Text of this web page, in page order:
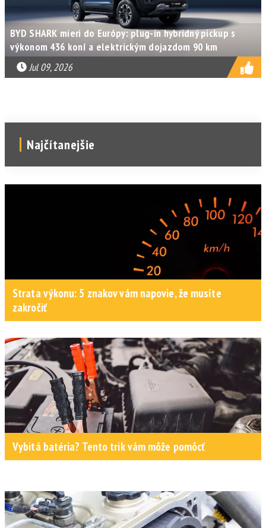
BYD SHARK mieri do Európy: plug-in hybridný pickup s
výkonom 436 koní a elektrickým dojazdom 90 km
Jul 09, 2026
Najčítanejšie
Strata výkonu: 5 znakov vám napovie, že musíte
zakročiť
Vybitá batéria? Tento trik vám môže pomôcť